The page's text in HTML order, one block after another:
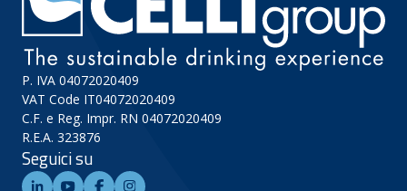
P. IVA 04072020409
VAT Code IT04072020409
C.F. e Reg. Impr. RN 04072020409
R.E.A. 323876
Seguici su